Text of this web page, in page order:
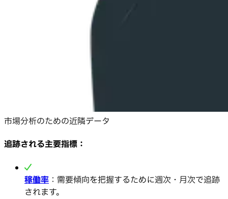
市場分析のための近隣データ
追跡される主要指標：
稼働率 ：需要傾向を把握するために週次・月次で追跡
されます。